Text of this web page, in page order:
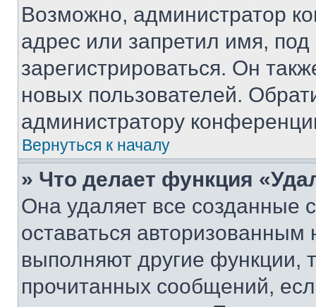
Возможно, администратор
адрес или запретил имя,
зарегистрироваться. Он
новых пользователей.
администратору
Вернуться к началу
» Что делает функция
Она удаляет все созданные
оставаться
выполняют другие функции,
прочитанных сообщений,